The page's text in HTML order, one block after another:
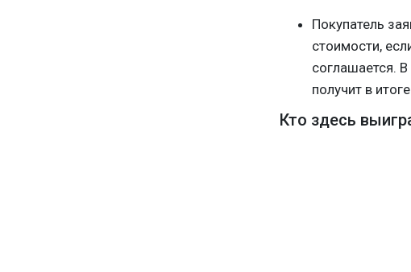
Покупатель
стоимости,
соглашается.
получит в
Кто здесь